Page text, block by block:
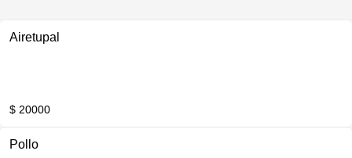
Airetupal
$ 20000
Pollo